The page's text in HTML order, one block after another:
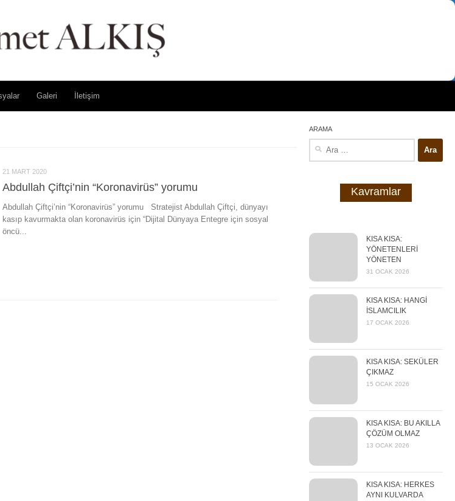
Galeri İletişim
21 MART 2020
Abdullah Çiftçi’nin “Koronavirüs” yorumu
Abdullah Çiftçi’nin “Koronavirüs” yorumu Stratejist Abdullah Çiftçi, dünyayı
kasıp kavurmakta olan koronavirüs için “Dijital Dünyaya Entegre için sosyal
öncü...
ARAMA
Kavramlar
KISA KISA:
YÖNETENLERİ
YÖNETEN
31 OCAK 2026
KISA KISA: HANGİ
İSLAMCILIK
17 OCAK 2026
KISA KISA: SEKÜLER
ÇIKMAZ
15 OCAK 2026
KISA KISA: BU AKILLA
ÇÖZÜM OLMAZ
13 OCAK 2026
KISA KISA: HERKES
AYNI KULVARDA